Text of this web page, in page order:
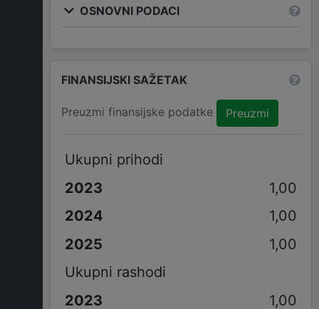
OSNOVNI PODACI
FINANSIJSKI SAŽETAK
Preuzmi finansijske podatke Preuzmi
Ukupni prihodi
1,00
1,00
1,00
Ukupni rashodi
1,00